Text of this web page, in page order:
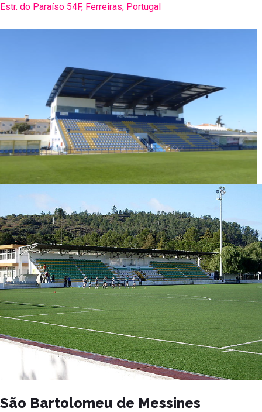
Estr. do Paraíso 54F, Ferreiras, Portugal
São Bartolomeu de Messines